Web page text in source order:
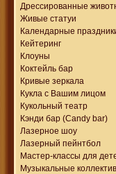
Дрессированные
Живые статуи
Календарные
Кейтеринг
Клоуны
Коктейль бар
Кривые зеркала
Кукла с Вашим лицом
Кукольный театр
Кэнди бар (Candy bar)
Лазерное шоу
Лазерный пейнтбол
Мастер-классы для
Музыкальные